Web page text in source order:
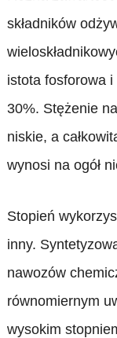
składników
istota fosforowa
30%. Stężenie
niskie, a
wynosi na ogół
Stopień
inny.
nawozów
równomiernym
wysokim